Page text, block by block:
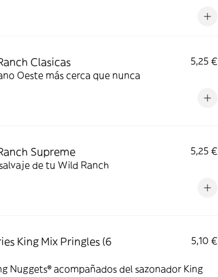
Clasicas
5,25 €
Oeste más cerca que nunca
Supreme
5,25 €
de tu Wild Ranch
King Mix Pringles (6
5,10 €
Nuggets® acompañados del sazonador King